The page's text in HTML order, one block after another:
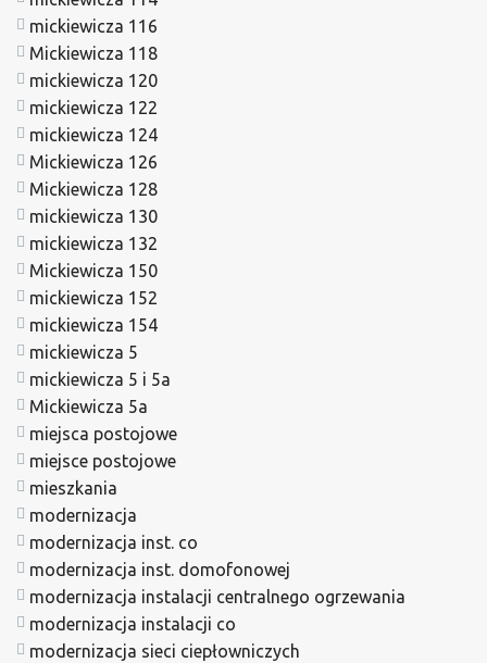
mickiewicza 116
Mickiewicza 118
mickiewicza 120
mickiewicza 122
mickiewicza 124
Mickiewicza 126
Mickiewicza 128
mickiewicza 130
mickiewicza 132
Mickiewicza 150
mickiewicza 152
mickiewicza 154
mickiewicza 5
mickiewicza 5 i 5a
Mickiewicza 5a
miejsca postojowe
miejsce postojowe
mieszkania
modernizacja
modernizacja inst. co
modernizacja inst. domofonowej
modernizacja instalacji centralnego ogrzewania
modernizacja instalacji co
modernizacja sieci ciepłowniczych